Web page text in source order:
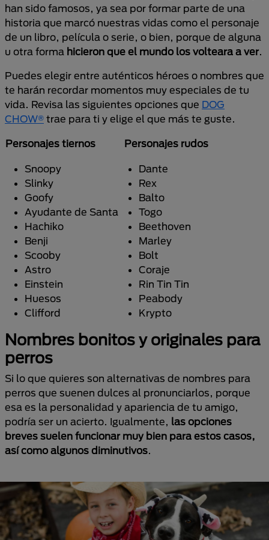
han sido famosos, ya sea por formar parte de una
historia que marcó nuestras vidas como el personaje
de un libro, película o serie, o bien, porque de alguna
u otra forma hicieron que el mundo los volteara a ver.
Puedes elegir entre auténticos héroes o nombres que
te harán recordar momentos muy especiales de tu
vida. Revisa las siguientes opciones que DOG
CHOW® trae para ti y elige el que más te guste.
Personajes tiernos Personajes rudos
Snoopy
Slinky
Goofy
Ayudante de Santa
Hachiko
Benji
Scooby
Astro
Einstein
Huesos
Clifford
Dante
Rex
Balto
Togo
Beethoven
Marley
Bolt
Coraje
Rin Tin Tin
Peabody
Krypto
Nombres bonitos y originales para
perros
Si lo que quieres son alternativas de nombres para
perros que suenen dulces al pronunciarlos, porque
esa es la personalidad y apariencia de tu amigo,
podría ser un acierto. Igualmente, las opciones
breves suelen funcionar muy bien para estos casos,
así como algunos diminutivos.